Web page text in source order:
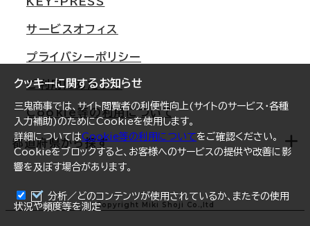
クッキーに関するお知らせ
三鬼商事では、サイト閲覧者の利便性向上(サイトのサービス・各種
入力補助)のためにCookieを使用します。
詳細についてはCookie等の利用についてをご確認ください。
Cookieをブロックすると、お客様へのサービスの提供や改善に影
響を及ぼす場合があります。
分析／どのコンテンツが使用されているか、またその使用
状況や頻度等を測定
大阪
名古屋
札幌
仙台
横浜
福岡
オフィスリポート
ログイン
サービスオフィス
プライバシーポリシー
ご利用にあたって
Cookie等の利用について
都道府県から探す
北海道 Copyright Miki Shoji Co.,ltd